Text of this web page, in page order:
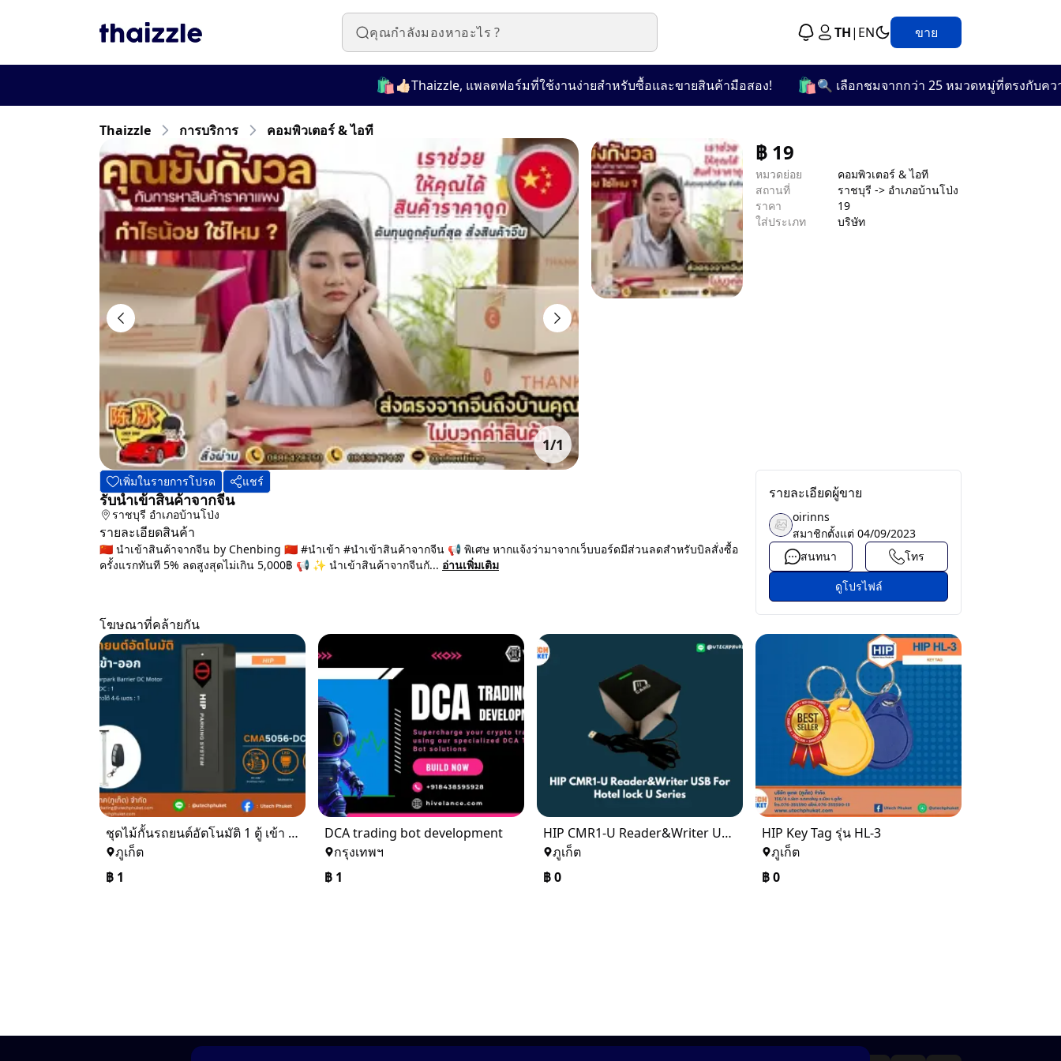
TH| EN ขาย
👍🏻Thaizzle, แพลตฟอร์มที่ใช้งานง่ายสำหรับซื้อและขายสินค้ามือสอง! 🛍️ 🔍 เลือกชมจากกว่า 25 หมวดหมู่ที่ตรงกับความต้
Thaizzle การบริการ คอมพิวเตอร์ & ไอที
1/1
฿ 19
หมวดย่อย
คอมพิวเตอร์ & ไอที
สถานที่
ราชบุรี -> อำเภอบ้านโป่ง
ราคา
19
ใส่ประเภท
บริษัท
เพิ่มในรายการโปรด แชร์
รับนำเข้าสินค้าจากจีน
ราชบุรี อำเภอบ้านโป่ง
รายละเอียดสินค้า
🇨🇳 นำเข้าสินค้าจากจีน by Chenbing 🇨🇳 #นำเข้า #นำเข้าสินค้าจากจีน 📢 พิเศษ หากแจ้งว่ามาจากเว็บบอร์ดมีส่วนลดสำหรับบิลสั่งซื้อ
ครั้งแรกทันที 5% ลดสูงสุดไม่เกิน 5,000฿ 📢 ✨ นำเข้าสินค้าจากจีนกั... อ่านเพิ่มเติม
รายละเอียดผู้ขาย
oirinns
สมาชิกตั้งแต่ 04/09/2023
สนทนา
โทร
ดูโปรไฟล์
โฆษณาที่คล้ายกัน
ชุดไม้กั้นรถยนต์อัตโนมัติ 1 ตู้ เข้า - ออก
ภูเก็ต
฿ 1
DCA trading bot development
กรุงเทพฯ
฿ 1
HIP CMR1-U Reader&Writer USB For Hotel lock U Series
ภูเก็ต
฿0
HIP Key Tag รุ่น HL-3
ภูเก็ต
฿0